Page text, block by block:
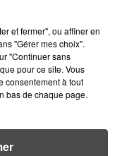
SUR LES
OUEST SE
TABAC BIENTÔT
et fermer", ou affiner en
"Gérer mes choix".
"Continuer sans
pour ce site. Vous
consentement à tout
bas de chaque page.